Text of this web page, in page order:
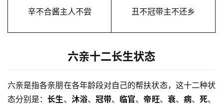
辛不合酱主人不尝 丑不冠带主不还乡
六亲十二长生状态
六亲是指各亲朋在各年龄段对自己的帮扶状态，这十二种状
态分别是：长生、 沐浴、 冠带、 临官、 帝旺、 衰、 病、死、